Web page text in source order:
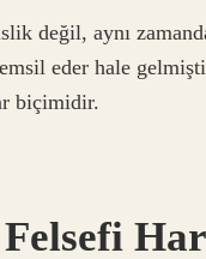
değil, aynı
eder hale
biçimidir.